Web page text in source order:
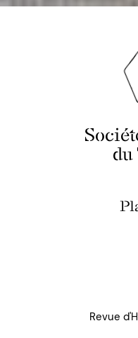
du
Revue